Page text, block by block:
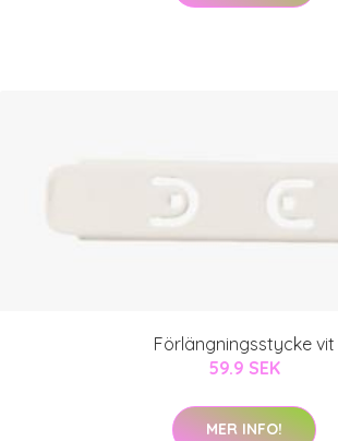
Förlängningsstycke vit
59.9 SEK
MER INFO!